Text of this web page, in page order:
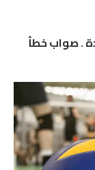
. صواب خطأ